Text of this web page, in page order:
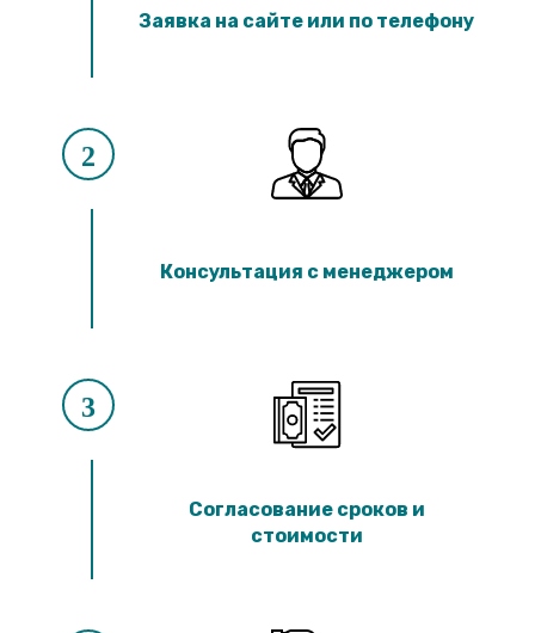
Лотки ЛК 75.60.60
Лотки ЛК 75.45.60
Лотки ЛК 300.150.45
Лотки ЛК 75.120.45
Лотки ЛК 75.90.45
Лотки ЛК 300.60.45
Лотки ЛК 75.60.30
Лотки ЛК 300.60.30
Лотки ЛК 300.45.30
Заявка на сайте или по телефону
2
Консультация с менеджером
3
Согласование сроков и
стоимости